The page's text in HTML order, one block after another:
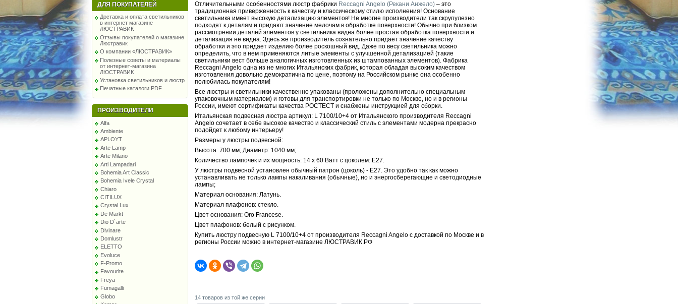
ДЛЯ ПОКУПАТЕЛЕЙ
Доставка и оплата светильников
в интернет магазине
ЛЮСТРАВИК
Отзывы покупателей о магазине
Люстравик
О компании «ЛЮСТРАВИК»
Полезные советы и материалы
от интернет-магазина
ЛЮСТРАВИК
Установка светильников и люстр
Печатные каталоги PDF
ПРОИЗВОДИТЕЛИ
Alfa
Ambiente
APLOYT
Arte Lamp
Arte Milano
Arti Lampadari
Bohemia Art Classic
Bohemia Ivele Crystal
Chiaro
CITILUX
Crystal Lux
De Markt
Dio D`arte
Divinare
Domlustr
ELETTO
Evoluce
F-Promo
Favourite
Freya
Fumagalli
Globo
Отличительными особенностями люстр фабрики Reccagni Angelo (Рекани Анжело) – это
традиционная приверженность к качеству и классическому стилю исполнения! Основание
светильника имеет высокую детализацию элементов! Не многие производители так скрупулезно
подходят к деталям и придают значение мелочам в обработке поверхности! Обычно при близком
рассмотрении деталей элементов у светильника видна более простая обработка поверхности и
детализация не видна. Здесь же производитель сознательно придает значение качеству
обработки и это придает изделию более роскошный вид. Даже по весу светильника можно
определить, что в нем применяются литые элементы с улучшенной детализацией (такие
светильники вест больше аналогичных изготовленных из штампованных элементов). Фабрика
Reccagni Angelo одна из не многих Итальянских фабрик, которая обладая высоким качеством
изготовления довольно демократична по цене, поэтому на Российском рынке она особенно
полюбилась покупателям!
Все люстры и светильники качественно упакованы (проложены дополнительно специальным
упаковочным материалом) и готовы для транспортировки не только по Москве, но и в регионы
России, имеют сертификаты качества РОСТЕСТ и снабжены инструкцией для сборки.
Итальянская подвесная люстра артикул: L 7100/10+4 от Итальянского производителя Reccagni
Angelo сочетает в себе высокое качество и классический стиль с элементами модерна прекрасно
подойдет к любому интерьеру!
Размеры у люстры подвесной:
Высота: 700 мм; Диаметр: 1040 мм;
Количество лампочек и их мощность: 14 x 60 Ватт с цоколем: E27.
У люстры подвесной установлен обычный патрон (цоколь) - E27. Это удобно так как можно
устанавливать не только лампы накаливания (обычные), но и энергосберегающие и светодиодные
лампы;
Материал основания: Латунь.
Материал плафонов: стекло.
Цвет основания: Oro Francese.
Цвет плафонов: белый с рисунком.
Купить люстру подвесную L 7100/10+4 от производителя Reccagni Angelo с доставкой по Москве и в
регионы России можно в интернет-магазине ЛЮСТРАВИК.РФ
14 товаров из той же серии